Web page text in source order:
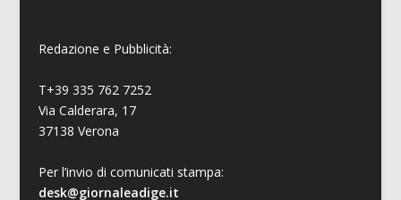
Redazione e Pubblicità:
T+39 335 762 7252
Via Calderara, 17
37138 Verona
Per l’invio di comunicati stampa:
desk@giornaleadige.it